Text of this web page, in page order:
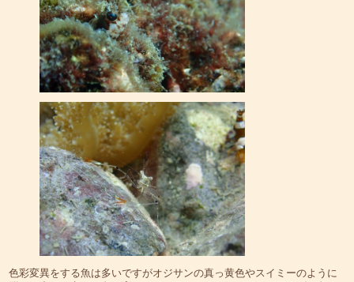
色彩変異をする魚は多いですがオジサンの真っ黄色やスイミーのように